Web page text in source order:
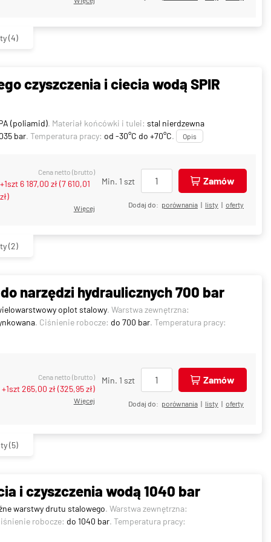
(4)
czyszczenia i ciecia wodą SPIR
(poliamid). Materiał końcówki i tulei: stal nierdzewna
bar. Temperatura pracy: od -30°C do +70°C. Opis
Cena netto (brutto)
+1szt6 187,00 zł(7 610,01
zł)
Więcej
Min. 1 szt Zamów
Dodaj do: porównania | listy | oferty
(2)
narzędzi hydraulicznych 700 bar
oplot stalowy. Warstwa zewnętrzna:
. Ciśnienie robocze: do 700 bar. Temperatura pracy:
Cena netto (brutto)
+1szt265,00 zł(325,95 zł)
Więcej
Min. 1 szt Zamów
Dodaj do: porównania | listy | oferty
(5)
i czyszczenia wodą 1040 bar
warstwy drutu stalowego. Warstwa zewnętrzna:
robocze: do 1040 bar. Temperatura pracy: